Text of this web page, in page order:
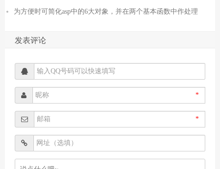
为方便时可简化asp中的6大对象，并在两个基本函数中作处理
发表评论
*
*